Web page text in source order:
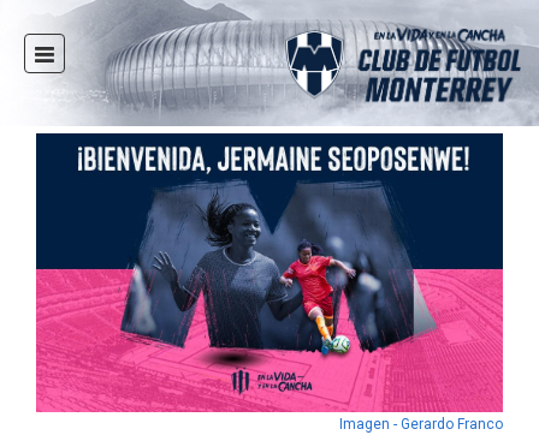
INICIO
NOTICIAS
RAYADAS
FUERZAS BÁSICAS
RESPONSABILIDAD SOCIAL
TAQUILLA
Imagen - Gerardo Franco